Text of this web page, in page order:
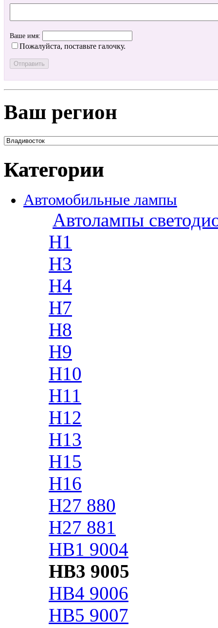
Ваше имя:
Пожалуйста, поставьте галочку.
Ваш регион
Категории
Автомобильные лампы
Автолампы
H1
H3
H4
H7
H8
H9
H10
H11
H12
H13
H15
H16
H27 880
H27 881
HB1 9004
HB3 9005
HB4 9006
HB5 9007